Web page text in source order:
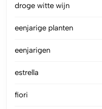
droge witte wijn
eenjarige planten
eenjarigen
estrella
fiori